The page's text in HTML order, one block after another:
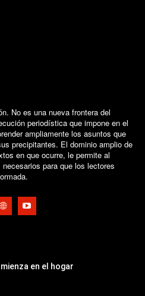
No es una nueva frontera del
periodística que impone en el
ampliamente los asuntos que
precipitantes. El dominio amplio de
en que ocurre, le permite al
para que los lectores
en el hogar